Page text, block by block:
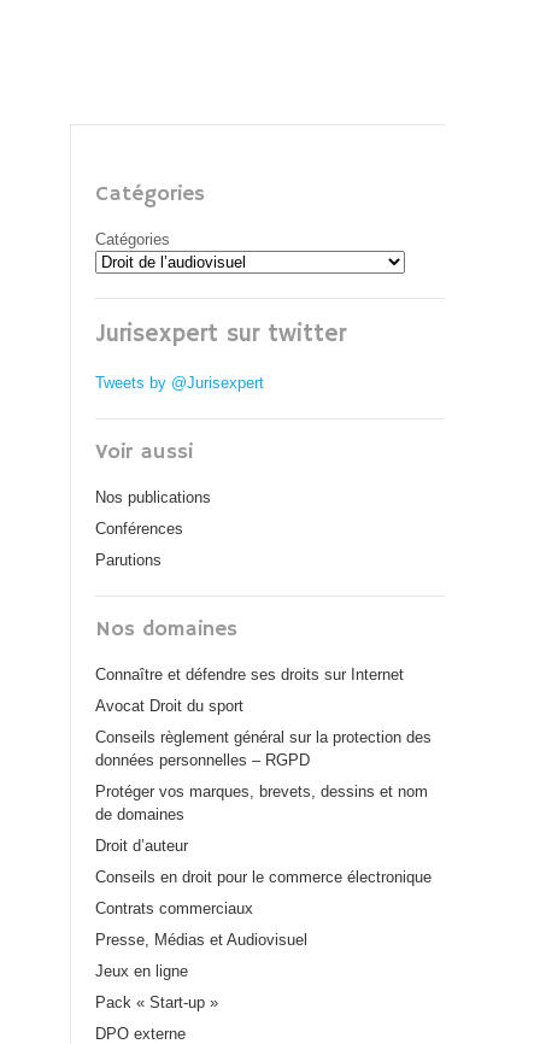
Catégories
Catégories
Jurisexpert sur twitter
Tweets by @Jurisexpert
Voir aussi
Nos publications
Conférences
Parutions
Nos domaines
Connaître et défendre ses droits sur Internet
Avocat Droit du sport
Conseils règlement général sur la protection des
données personnelles – RGPD
Protéger vos marques, brevets, dessins et nom
de domaines
Droit d’auteur
Conseils en droit pour le commerce électronique
Contrats commerciaux
Presse, Médias et Audiovisuel
Jeux en ligne
Pack « Start-up »
DPO externe